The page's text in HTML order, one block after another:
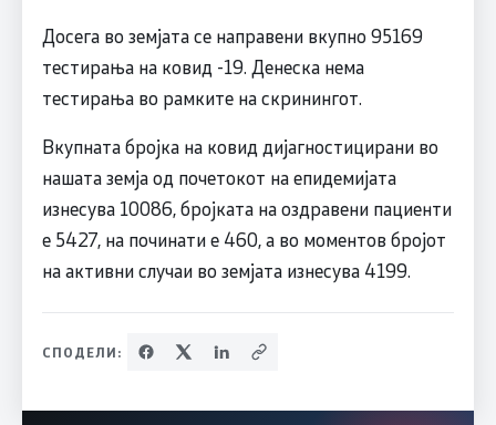
Досега во земјата се направени вкупно 95169
тестирања на ковид -19. Денеска нема
тестирања во рамките на скринингот.
Вкупната бројка на ковид дијагностицирани во
нашата земја од почетокот на епидемијата
изнесува 10086, бројката на оздравени пациенти
е 5427, на починати е 460, а во моментов бројот
на активни случаи во земјата изнесува 4199.
СПОДЕЛИ: